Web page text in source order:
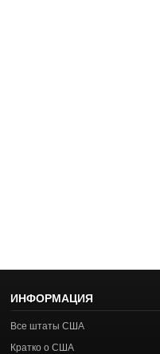
ИНФОРМАЦИЯ
Все штаты США
Кратко о США